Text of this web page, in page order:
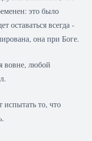
это было
оставаться всегда -
она при Боге.
вовне, любой
то, что